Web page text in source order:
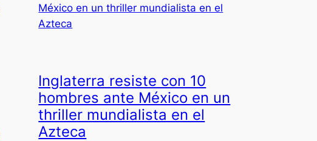
Inglaterra resiste con 10
hombres ante México en un
thriller mundialista en el
Azteca